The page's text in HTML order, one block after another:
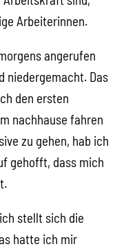
Arbeiterinnen.
angerufen
niedergemacht. Das
den ersten
nachhause fahren
zu gehen, hab ich
gehofft, dass mich
stellt sich die
hatte ich mir